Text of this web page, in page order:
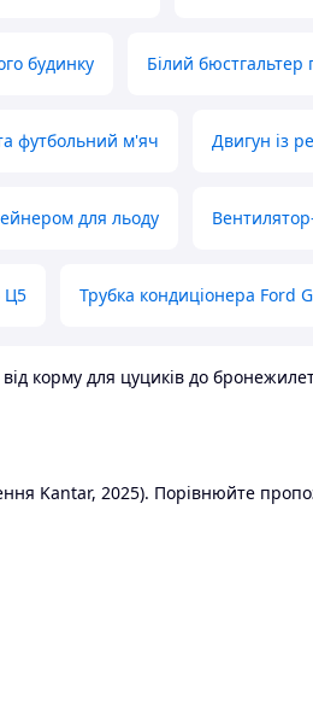
будинку Білий
футбольний м'яч Двигун із
для льоду
Ц5 Трубка кондиціонера Ford
для цуциків до
Kantar, 2025). Порівнюйте